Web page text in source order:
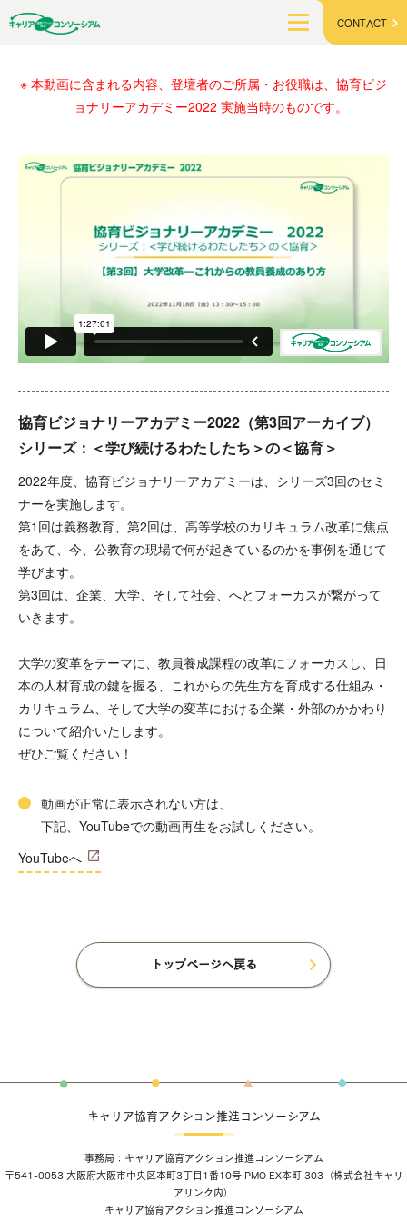
CONTACT
本動画に含まれる内容、登壇者のご所属・お役職は、協育ビジ
ョナリーアカデミー2022 実施当時のものです。
協育ビジョナリーアカデミー2022（第3回アーカイブ）
シリーズ：＜学び続けるわたしたち＞の＜協育＞
2022年度、協育ビジョナリーアカデミーは、シリーズ3回のセミ
ナーを実施します。
第1回は義務教育、第2回は、高等学校のカリキュラム改革に焦点
をあて、今、公教育の現場で何が起きているのかを事例を通じて
学びます。
第3回は、企業、大学、そして社会、へとフォーカスが繋がって
いきます。
大学の変革をテーマに、教員養成課程の改革にフォーカスし、日
本の人材育成の鍵を握る、これからの先生方を育成する仕組み・
カリキュラム、そして大学の変革における企業・外部のかかわり
について紹介いたします。
ぜひご覧ください！
動画が正常に表示されない方は、
下記、YouTubeでの動画再生をお試しください。
YouTubeへ
トップページへ戻る
キャリア協育アクション推進コンソーシアム
事務局：キャリア協育アクション推進コンソーシアム
〒541-0053 大阪府大阪市中央区本町3丁目1番10号 PMO EX本町 303（株式会社キャリ
アリンク内）
キャリア協育アクション推進コンソーシアム